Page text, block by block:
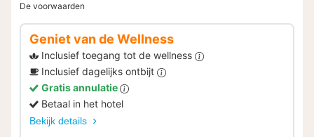
De voorwaarden
Geniet van de Wellness
Inclusief toegang tot de wellness
Inclusief dagelijks ontbijt
Gratis annulatie
Betaal in het hotel
Bekijk details